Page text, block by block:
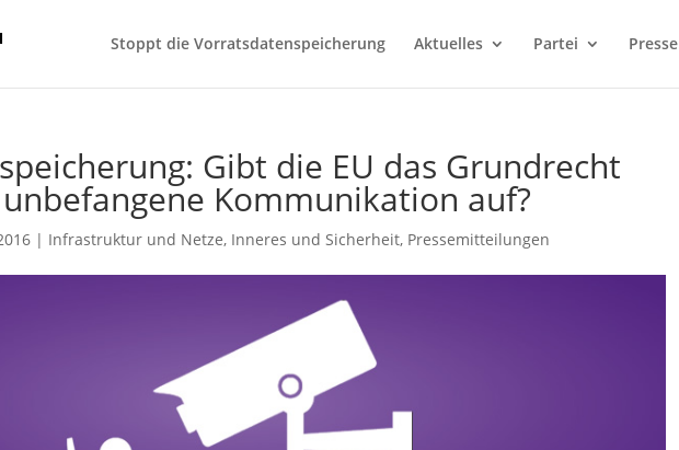
Stoppt die Vorratsdatenspeicherung Aktuelles Partei Presse
Gibt die EU das Grundrecht
Kommunikation auf?
| Infrastruktur und Netze, Inneres und Sicherheit, Pressemitteilungen